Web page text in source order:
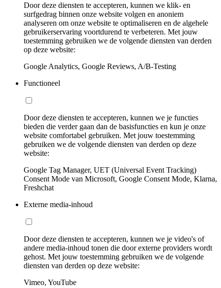
Door deze diensten te accepteren, kunnen we klik- en
surfgedrag binnen onze website volgen en anoniem
analyseren om onze website te optimaliseren en de algehele
gebruikerservaring voortdurend te verbeteren. Met jouw
toestemming gebruiken we de volgende diensten van derden
op deze website:
Google Analytics, Google Reviews, A/B-Testing
Functioneel
Door deze diensten te accepteren, kunnen we je functies
bieden die verder gaan dan de basisfuncties en kun je onze
website comfortabel gebruiken. Met jouw toestemming
gebruiken we de volgende diensten van derden op deze
website:
Google Tag Manager, UET (Universal Event Tracking)
Consent Mode van Microsoft, Google Consent Mode, Klarna,
Freshchat
Externe media-inhoud
Door deze diensten te accepteren, kunnen we je video's of
andere media-inhoud tonen die door externe providers wordt
gehost. Met jouw toestemming gebruiken we de volgende
diensten van derden op deze website:
Vimeo, YouTube